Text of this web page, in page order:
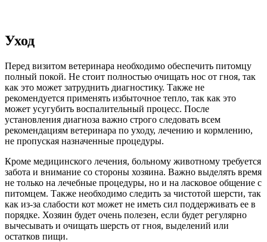
Уход
Перед визитом ветеринара необходимо обеспечить питомцу
полный покой. Не стоит полностью очищать нос от гноя, так
как это может затруднить диагностику. Также не
рекомендуется применять избыточное тепло, так как это
может усугубить воспалительный процесс. После
установления диагноза важно строго следовать всем
рекомендациям ветеринара по уходу, лечению и кормлению,
не пропуская назначенные процедуры.
Кроме медицинского лечения, больному животному требуется
забота и внимание со стороны хозяина. Важно выделять время
не только на лечебные процедуры, но и на ласковое общение с
питомцем. Также необходимо следить за чистотой шерсти, так
как из-за слабости кот может не иметь сил поддерживать ее в
порядке. Хозяин будет очень полезен, если будет регулярно
вычесывать и очищать шерсть от гноя, выделений или
остатков пищи.